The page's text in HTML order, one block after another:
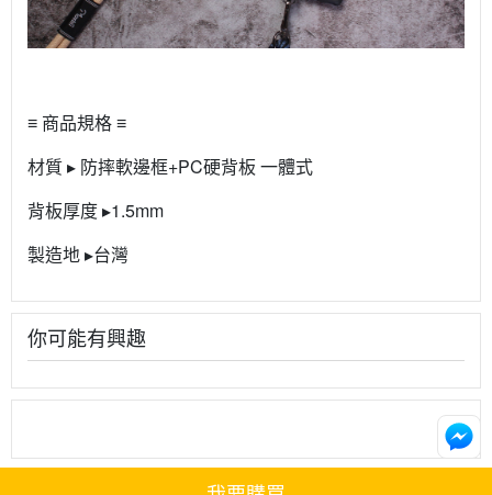
≡ 商品規格 ≡
材質 ▸ 防摔軟邊框+PC硬背板 一體式
背板厚度 ▸1.5mm
製造地 ▸台灣
你可能有興趣